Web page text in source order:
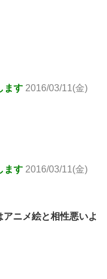
ます 2016/03/11(金)
ます 2016/03/11(金)
ニメ絵と相性悪いよ